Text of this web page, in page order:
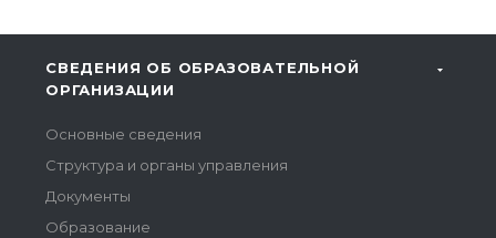
СВЕДЕНИЯ ОБ ОБРАЗОВАТЕЛЬНОЙ
ОРГАНИЗАЦИИ
Основные сведения
Структура и органы управления
Документы
Образование